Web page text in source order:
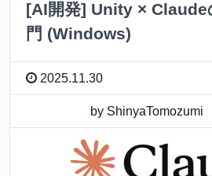
[AI開発] Unity × Claude
門 (Windows)
2025.11.30
by ShinyaTomozumi